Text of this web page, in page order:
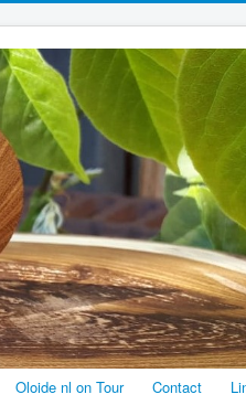
Oloide nl on Tour Contact